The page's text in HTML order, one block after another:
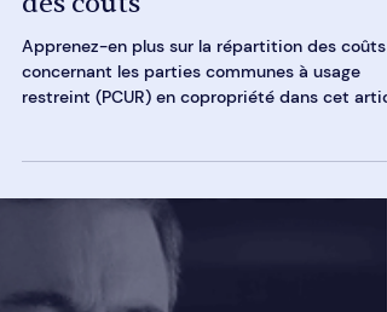
17 juil. 2025 9 min de lecture
Parties communes à usage
restreint (PCUR) :